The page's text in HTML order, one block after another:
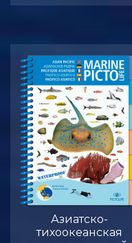
Азиатско-
тихоокеанская